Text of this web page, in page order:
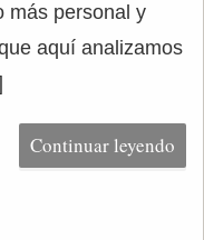
más personal y
aquí analizamos
Continuar leyendo